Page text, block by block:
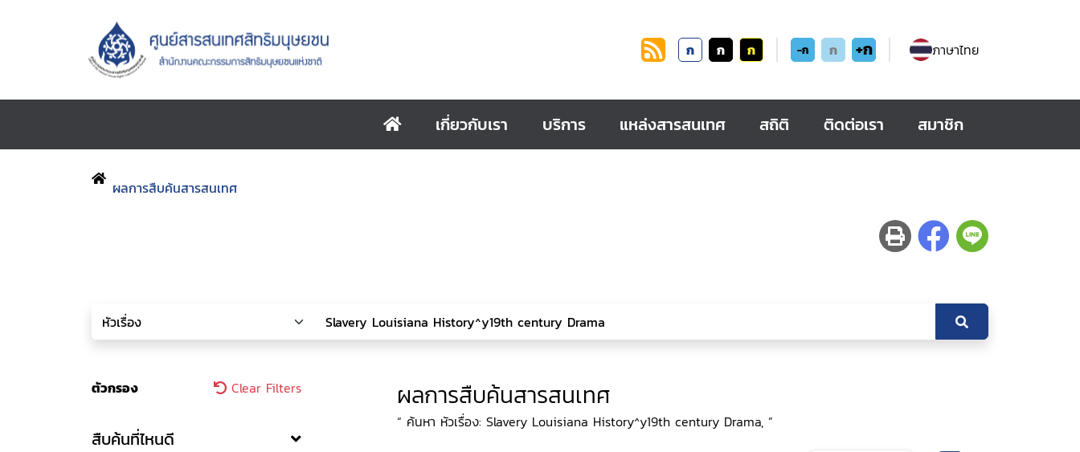
ก ก ก -ก ก +ก ภาษาไทย
เกี่ยวกับเรา บริการ แหล่งสารสนเทศ สถิติ ติดต่อเรา สมาชิก
ผลการสืบค้นสารสนเทศ
ตัวกรอง Clear Filters
สืบค้นที่ไหนดี
ผลการสืบค้นสารสนเทศ
“ ค้นหา หัวเรื่อง: Slavery Louisiana History^y19th century Drama, ”